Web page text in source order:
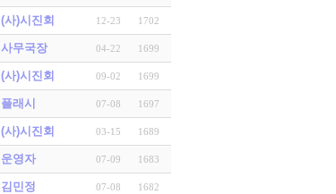
(사)시진회 12-23 1702
사무국장 04-22 1699
(사)시진회 09-02 1699
플래시 07-08 1697
(사)시진회 03-15 1689
운영자 07-09 1683
김민정 07-08 1682